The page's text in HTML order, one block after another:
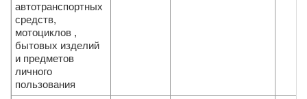
автотранспортных
средств,
мотоциклов ,
бытовых изделий
и предметов
личного
пользования